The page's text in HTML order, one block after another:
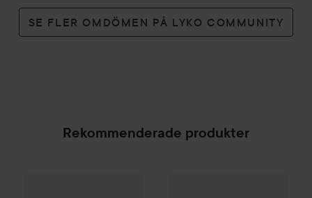
SE FLER OMDÖMEN PÅ LYKO COMMUNITY
Rekommenderade produkter